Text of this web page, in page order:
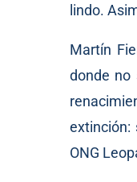
lindo.
Martín
donde no
extinción:
ONG